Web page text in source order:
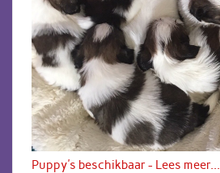
Puppy's beschikbaar - Lees meer...